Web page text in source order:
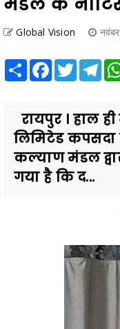
Global Vision
Share Facebook
Twitter
रायपुर । हाल
लिमिटेड कपसदा
कल्याण मंडल
गया है कि द...